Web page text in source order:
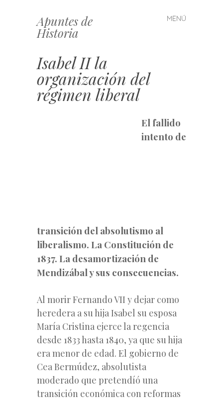
Apuntes de
Historia
MENÚ
Saltar
al
Isabel II la
organización del
régimen liberal
El fallido
intento de
transición del absolutismo al
liberalismo. La Constitución de
1837. La desamortización de
Mendizábal y sus consecuencias.
Al morir Fernando VII y dejar como
heredera a su hija Isabel su esposa
María Cristina ejerce la regencia
desde 1833 hasta 1840, ya que su hija
era menor de edad. El gobierno de
Cea Bermúdez, absolutista
moderado que pretendíó una
transición económica con reformas